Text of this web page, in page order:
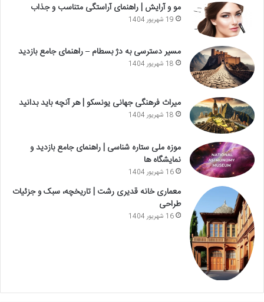
مو و آرایش | راهنمای آراستگی متناسب و جذاب
19 شهریور 1404
مسیر دسترسی به دژ بسطام – راهنمای جامع بازدید
18 شهریور 1404
میراث فرهنگی جهانی یونسکو | هر آنچه باید بدانید
18 شهریور 1404
موزه ملی ستاره شناسی | راهنمای جامع بازدید و
نمایشگاه ها
16 شهریور 1404
معماری خانه قدیری رشت | تاریخچه، سبک و جزئیات
طراحی
16 شهریور 1404